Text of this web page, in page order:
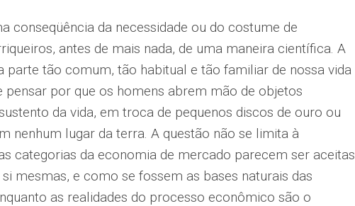
conseqüência da necessidade ou do costume de
antes de mais nada, de uma maneira científica. A
tão comum, tão habitual e tão familiar de nossa vida
pensar por que os homens abrem mão de objetos
da vida, em troca de pequenos discos de ouro ou
nenhum lugar da terra. A questão não se limita à
categorias da economia de mercado parecem ser aceitas
mesmas, e como se fossem as bases naturais das
as realidades do processo econômico são o